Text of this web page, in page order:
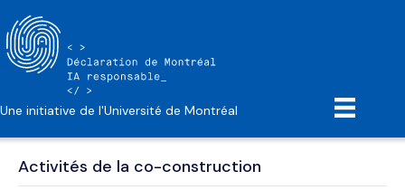
Une initiative de l'Université de Montréal
Activités de la co-construction